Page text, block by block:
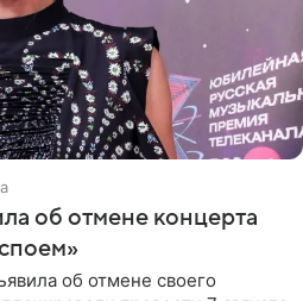
об отмене концерта
об отмене своего